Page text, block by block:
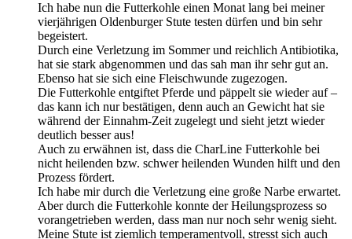
Ich habe nun die Futterkohle einen Monat lang bei meiner
vierjährigen Oldenburger Stute testen dürfen und bin sehr
begeistert.
Durch eine Verletzung im Sommer und reichlich Antibiotika,
hat sie stark abgenommen und das sah man ihr sehr gut an.
Ebenso hat sie sich eine Fleischwunde zugezogen.
Die Futterkohle entgiftet Pferde und päppelt sie wieder auf –
das kann ich nur bestätigen, denn auch an Gewicht hat sie
während der Einnahm-Zeit zugelegt und sieht jetzt wieder
deutlich besser aus!
Auch zu erwähnen ist, dass die CharLine Futterkohle bei
nicht heilenden bzw. schwer heilenden Wunden hilft und den
Prozess fördert.
Ich habe mir durch die Verletzung eine große Narbe erwartet.
Aber durch die Futterkohle konnte der Heilungsprozess so
vorangetrieben werden, dass man nur noch sehr wenig sieht.
Meine Stute ist ziemlich temperamentvoll, stresst sich auch